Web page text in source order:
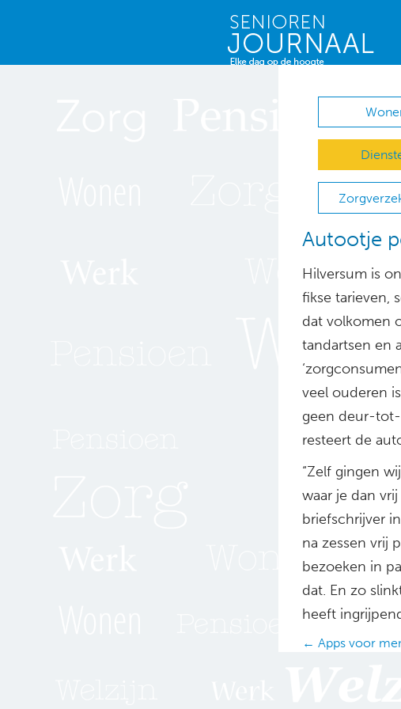
Autootje
Hilversum is
fikse tarieven,
dat volkomen
tandartsen en
veel ouderen
geen deur-tot-
resteert de
“Zelf gingen
waar je dan
briefschrijver
na zessen vrij
bezoeken in
dat. En zo
heeft
Posts
← Apps voor